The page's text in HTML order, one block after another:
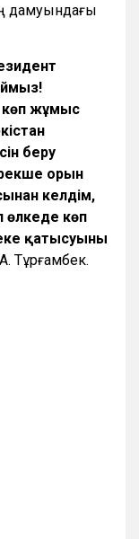
дамуындағы
көп жұмыс
беру
орын
келдім,
өлкеде көп
қатысуының
Тұрғамбек.